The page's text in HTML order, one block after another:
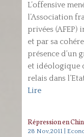
L’offensive
l’Association
privées (AFEP)
et par sa
présence d’un
et idéologique
relais dans
Lire
Répression en
28 Nov,2011